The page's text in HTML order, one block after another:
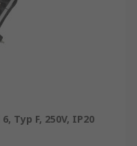
Typ F, 250V, IP20